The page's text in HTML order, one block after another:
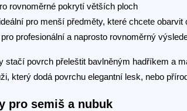
rovnoměrné pokrytí větších ploch
pro menší předměty, které chcete obarvit
profesionální a naprosto rovnoměrný
stačí povrch přeleštit bavlněným hadříkem a
který dodá povrchu elegantní lesk, nebo
pro semiš a nubuk